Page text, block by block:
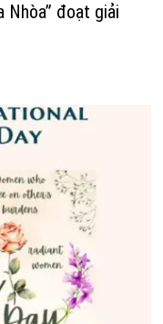
Nhòa” đoạt giải